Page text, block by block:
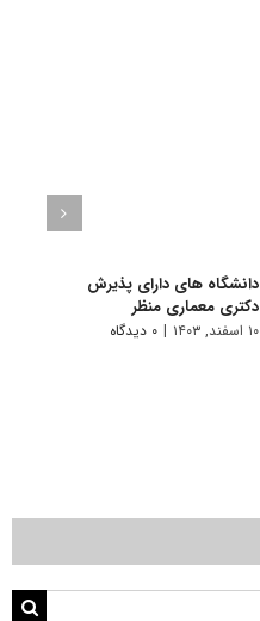
دانشگاه های دارای پذیرش
دکتری ﻣﻌﻤﺎری منظر
۱۰ اسفند, ۱۴۰۳ | ۰ دیدگاه